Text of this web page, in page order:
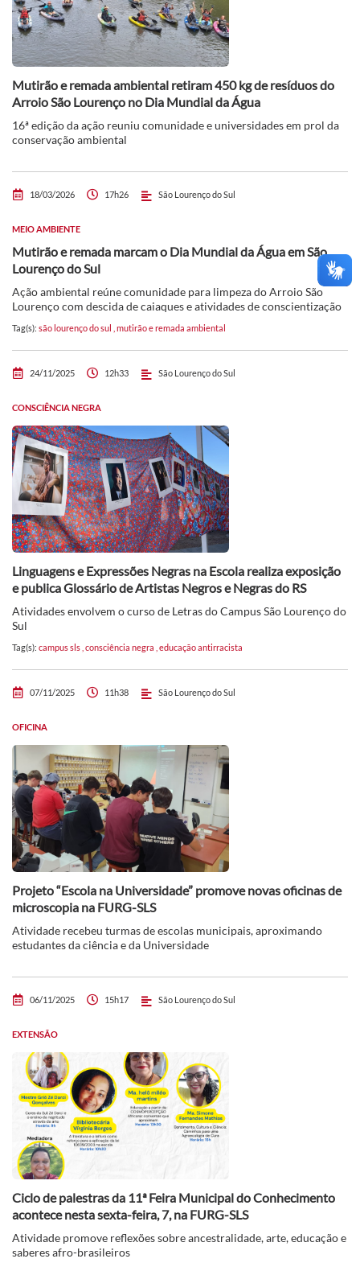
Mutirão e remada ambiental retiram 450 kg de resíduos do
Arroio São Lourenço no Dia Mundial da Água
16ª edição da ação reuniu comunidade e universidades em prol da
conservação ambiental
18/03/2026 17h26 São Lourenço do Sul
MEIO AMBIENTE
Mutirão e remada marcam o Dia Mundial da Água em São
Lourenço do Sul
Ação ambiental reúne comunidade para limpeza do Arroio São
Lourenço com descida de caiaques e atividades de conscientização
Tag(s): são lourenço do sul mutirão e remada ambiental
24/11/2025 12h33 São Lourenço do Sul
CONSCIÊNCIA NEGRA
Linguagens e Expressões Negras na Escola realiza exposição
e publica Glossário de Artistas Negros e Negras do RS
Atividades envolvem o curso de Letras do Campus São Lourenço do
Sul
Tag(s): campus sls consciência negra educação antirracista
07/11/2025 11h38 São Lourenço do Sul
OFICINA
Projeto “Escola na Universidade” promove novas oficinas de
microscopia na FURG-SLS
Atividade recebeu turmas de escolas municipais, aproximando
estudantes da ciência e da Universidade
06/11/2025 15h17 São Lourenço do Sul
EXTENSÃO
Ciclo de palestras da 11ª Feira Municipal do Conhecimento
acontece nesta sexta-feira, 7, na FURG-SLS
Atividade promove reflexões sobre ancestralidade, arte, educação e
saberes afro-brasileiros